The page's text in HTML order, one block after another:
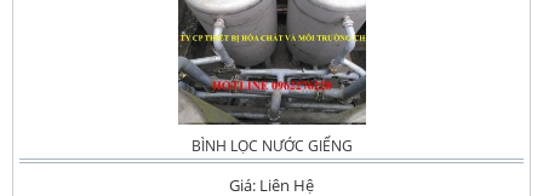
BÌNH LỌC NƯỚC GIẾNG
Giá: Liên Hệ